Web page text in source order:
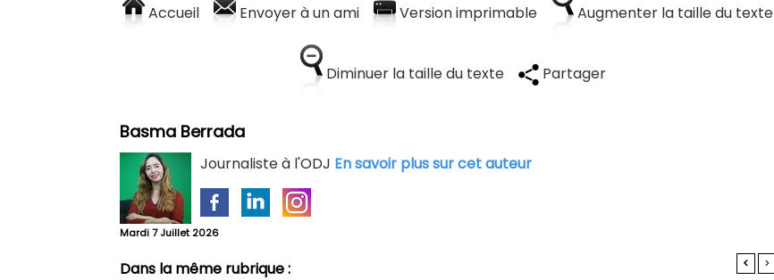
Accueil Envoyer à un ami Version imprimable Augmenter la taille du texte
Diminuer la taille du texte Partager
Basma Berrada
Journaliste à l'ODJ En savoir plus sur cet auteur
Mardi 7 Juillet 2026
Dans la même rubrique : < >